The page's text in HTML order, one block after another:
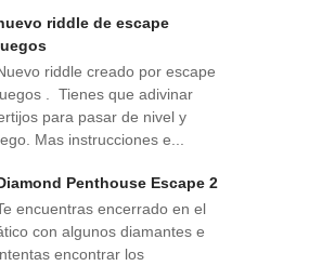
riddle de escape
riddle creado por escape
. Tienes que adivinar
para pasar de nivel y
Mas instrucciones e...
Penthouse Escape 2
encuentras encerrado en el
con algunos diamantes e
encontrar los